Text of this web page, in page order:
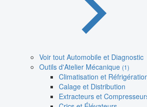
Voir tout Automobile et Diagnostic
Outils d'Atelier Mécanique (1)
Climatisation et
Calage et Distribution
Extracteurs et